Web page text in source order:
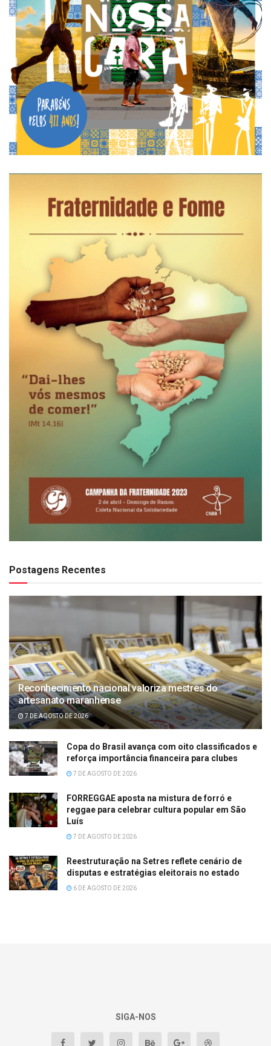
Postagens Recentes
Reconhecimento nacional valoriza mestres do
artesanato maranhense
7 DE AGOSTO DE 2026
Copa do Brasil avança com oito classificados e
reforça importância financeira para clubes
7 DE AGOSTO DE 2026
FORREGGAE aposta na mistura de forró e
reggae para celebrar cultura popular em São
Luís
7 DE AGOSTO DE 2026
Reestruturação na Setres reflete cenário de
disputas e estratégias eleitorais no estado
6 DE AGOSTO DE 2026
SIGA-NOS